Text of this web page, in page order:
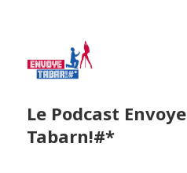
Le Podcast Envoye
Tabarn!#*